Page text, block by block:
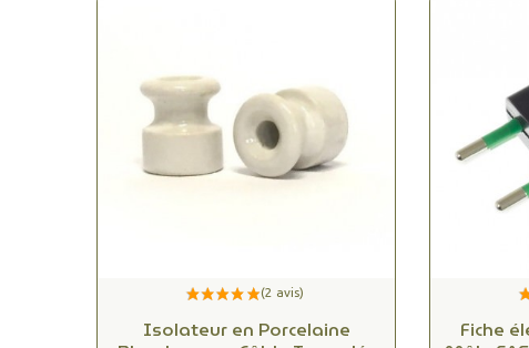
Isolateur en Porcelaine
Fiche